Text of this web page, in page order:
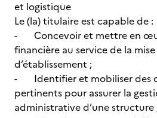
et logistique
Le (la) titulaire est capable de :
- Concevoir et mettre en
financière au service de la
d’établissement ;
- Identifier et mobiliser des
pertinents pour assurer la
administrative d’une structure